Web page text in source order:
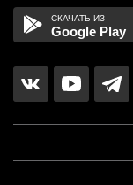
Google Play